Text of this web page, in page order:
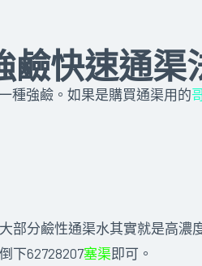
鹼快速通渠
種強鹼。如果是購買通渠用的
部分鹼性通渠水其實就是高濃
下62728207塞渠即可。